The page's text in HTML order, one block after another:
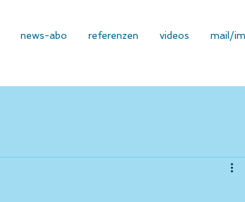
news-abo referenzen videos mail/